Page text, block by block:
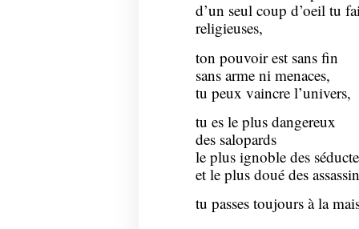
d’un seul coup d’oeil tu
religieuses,
ton pouvoir est sans fin
sans arme ni menaces,
tu peux vaincre l’univers,
tu es le plus dangereux
des salopards
le plus ignoble des
et le plus doué des
tu passes toujours à la